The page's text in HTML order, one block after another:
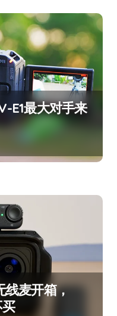
E1最大对手来
线麦开箱，